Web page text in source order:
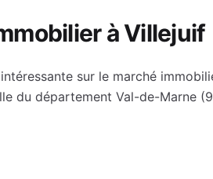
àVillejuif
sur le marché
du département Val-de-Marne (